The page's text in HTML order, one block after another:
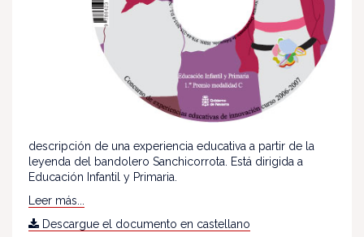
descripción de una experiencia educativa a partir de la
leyenda del bandolero Sanchicorrota. Está dirigida a
Educación Infantil y Primaria.
Leer más...
Descargue el documento en castellano